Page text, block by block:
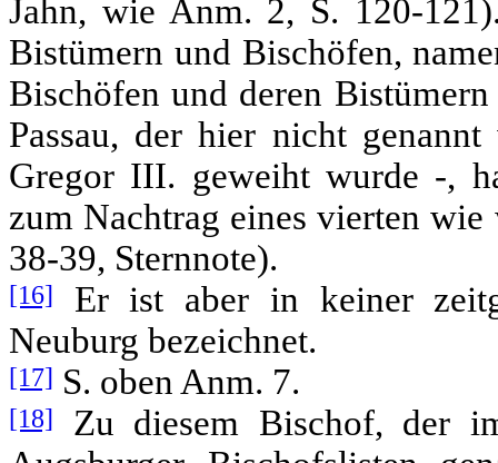
Jahn, wie Anm. 2, S. 120-
Bistümern und Bischöfen,
Bischöfen und deren
Passau, der hier nicht
Gregor III. geweiht wurde -,
zum Nachtrag eines vierten
38-39, Sternnote).
[16]
Er ist aber in keiner
Neuburg bezeichnet.
[17] S. oben Anm. 7.
[18]
Zu diesem Bischof, der